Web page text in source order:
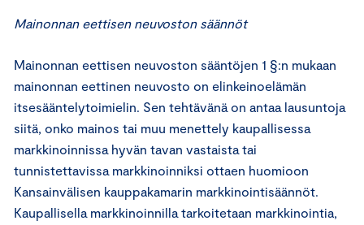
Mainonnan eettisen neuvoston säännöt
Mainonnan eettisen neuvoston sääntöjen 1 §:n mukaan
mainonnan eettinen neuvosto on elinkeinoelämän
itsesääntelytoimielin. Sen tehtävänä on antaa lausuntoja
siitä, onko mainos tai muu menettely kaupallisessa
markkinoinnissa hyvän tavan vastaista tai
tunnistettavissa markkinoinniksi ottaen huomioon
Kansainvälisen kauppakamarin markkinointisäännöt.
Kaupallisella markkinoinnilla tarkoitetaan markkinointia,